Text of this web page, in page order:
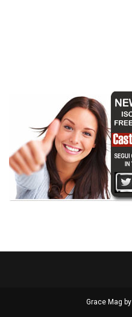
Grace Mag by